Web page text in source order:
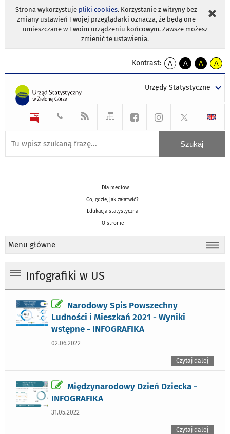
Strona wykorzystuje pliki cookies. Korzystanie z witryny bez
zmiany ustawień Twojej przeglądarki oznacza, że będą one
umieszczane w Twoim urządzeniu końcowym. Zawsze możesz
zmienić te ustawienia.
Kontrast:
A
kontrast
A
kontrast
tekst
czarnym
A
kontrast
tekst
czarnym
A
tekst
żółtym
Urzędy Statystyczne
Dla mediów
Co, gdzie, jak załatwić?
Edukacja statystyczna
O stronie
Menu główne
Infografiki w US
Narodowy Spis Powszechny
Ludności i Mieszkań 2021 -Wyniki
wstępne - INFOGRAFIKA
02.06.2022
Czytaj dalej
Międzynarodowy Dzień Dziecka -
INFOGRAFIKA
31.05.2022
Czytaj dalej